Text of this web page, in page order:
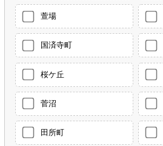
萱場
国済寺町
桜ケ丘
菅沼
田所町